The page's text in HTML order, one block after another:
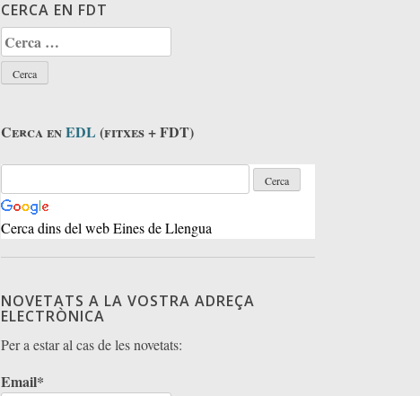
CERCA EN FDT
Cerca:
Cerca enEDL (fitxes + FDT)
Cerca dins del web Eines de Llengua
NOVETATS A LA VOSTRA ADREÇA
ELECTRÒNICA
Per a estar al cas de les novetats:
Email*